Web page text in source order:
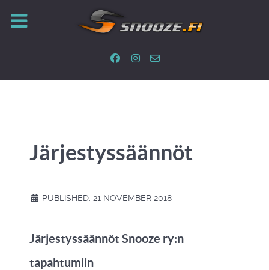
Järjestyssäännöt
PUBLISHED: 21 NOVEMBER 2018
Järjestyssäännöt Snooze ry:n
tapahtumiin